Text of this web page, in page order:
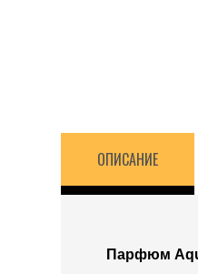
ОПИСАНИЕ
Парфюм